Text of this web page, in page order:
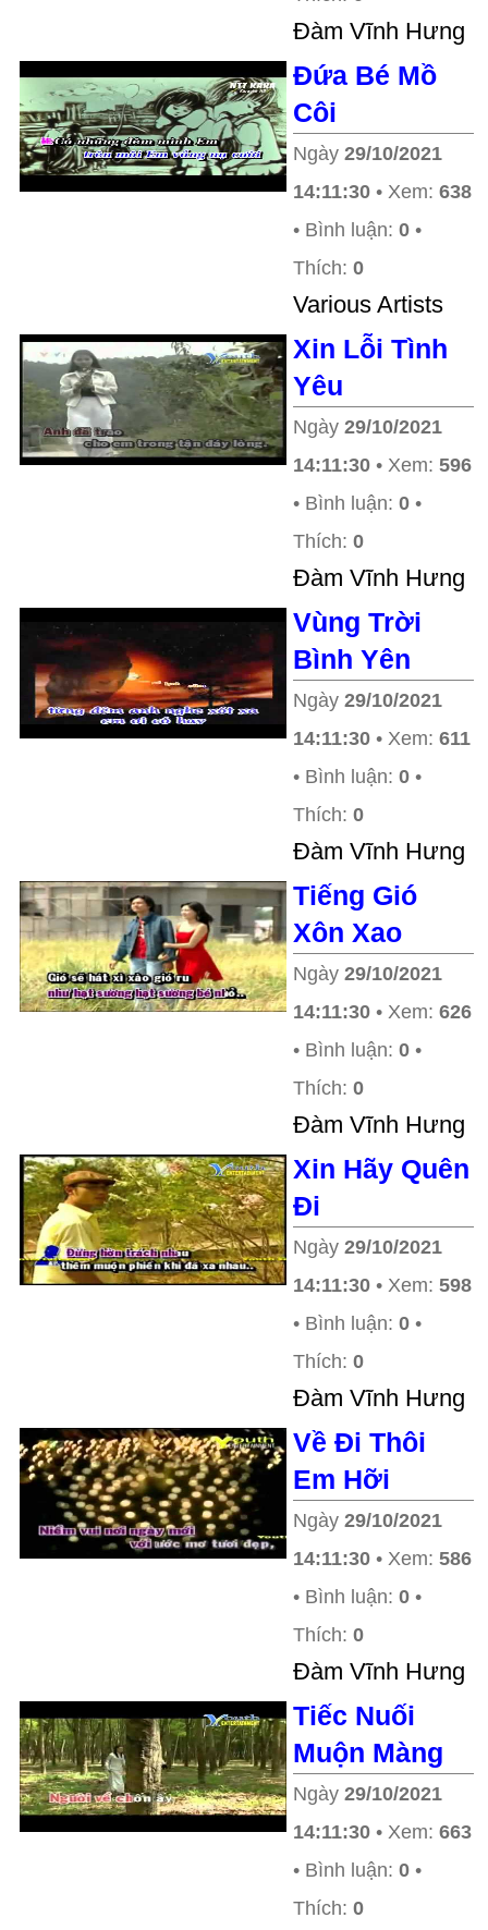
Ðàm Vĩnh Hưng
Đứa Bé Mồ
Côi
Ngày 29/10/2021
14:11:30 • Xem: 638
• Bình luận: 0 •
Thích: 0
Various Artists
Xin Lỗi Tình
Yêu
Ngày 29/10/2021
14:11:30 • Xem: 596
• Bình luận: 0 •
Thích: 0
Ðàm Vĩnh Hưng
Vùng Trời
Bình Yên
Ngày 29/10/2021
14:11:30 • Xem: 611
• Bình luận: 0 •
Thích: 0
Ðàm Vĩnh Hưng
Tiếng Gió
Xôn Xao
Ngày 29/10/2021
14:11:30 • Xem: 626
• Bình luận: 0 •
Thích: 0
Ðàm Vĩnh Hưng
Xin Hãy Quên
Đi
Ngày 29/10/2021
14:11:30 • Xem: 598
• Bình luận: 0 •
Thích: 0
Ðàm Vĩnh Hưng
Về Đi Thôi
Em Hỡi
Ngày 29/10/2021
14:11:30 • Xem: 586
• Bình luận: 0 •
Thích: 0
Ðàm Vĩnh Hưng
Tiếc Nuối
Muộn Màng
Ngày 29/10/2021
14:11:30 • Xem: 663
• Bình luận: 0 •
Thích: 0